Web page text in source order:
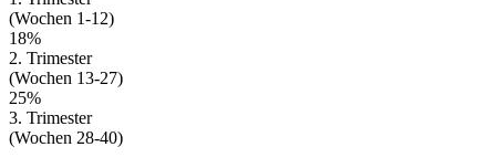
(Wochen 1-12)
18%
2. Trimester
(Wochen 13-27)
25%
3. Trimester
(Wochen 28-40)